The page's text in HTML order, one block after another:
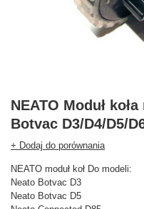
NEATO Moduł
Botvac D3/D4/D5/
+ Dodaj do porównania
NEATO moduł koł Do modeli:
Neato Botvac D3
Neato Botvac D5